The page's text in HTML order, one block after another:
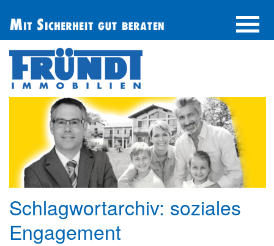
UNTERNEHMEN
IMMOBILIE FINDEN
IMMOBILIE ANBIETEN
BERATUNG
ÜBER UNS
SERVICE
Schlagwortarchiv: soziales
Engagement